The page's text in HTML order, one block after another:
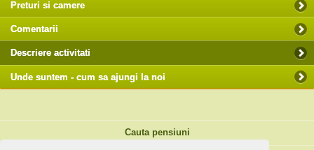
Preturi si camere
Comentarii
Descriere activitati
Unde suntem - cum sa ajungi la noi
Cauta pensiuni